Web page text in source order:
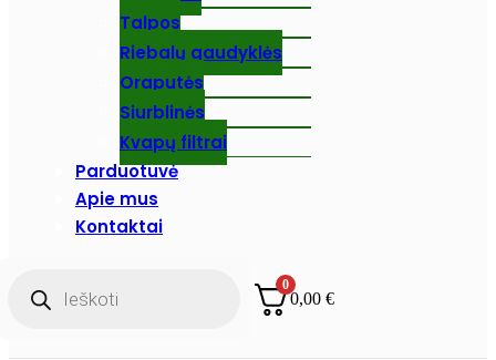
Talpos
Riebalų gaudyklės
Oraputės
Siurblinės
Kvapų filtrai
Parduotuvė
Apie mus
Kontaktai
search
0
0,00€